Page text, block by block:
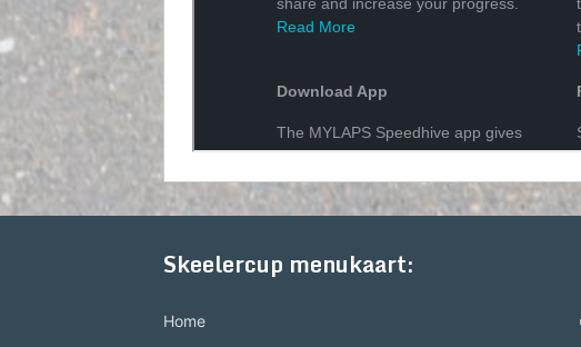
Skeelercup menukaart:
Home